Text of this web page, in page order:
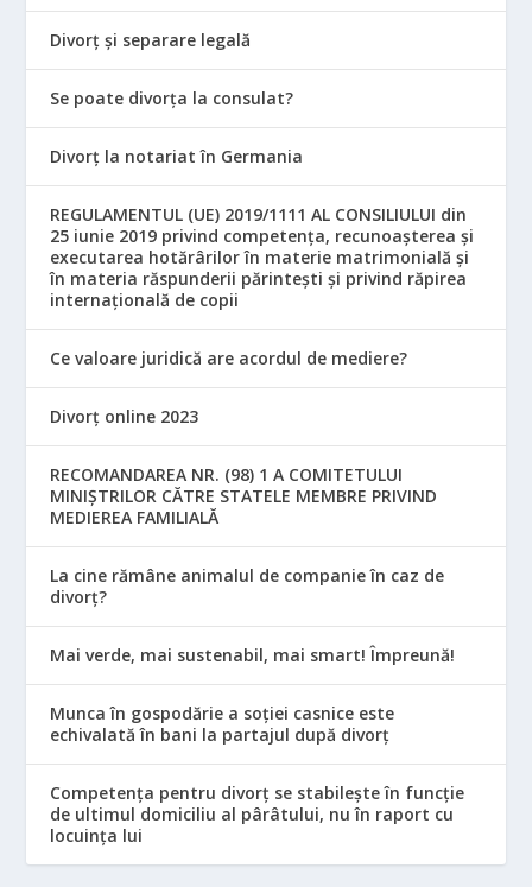
Divorț și separare legală
Se poate divorța la consulat?
Divorț la notariat în Germania
REGULAMENTUL (UE) 2019/1111 AL CONSILIULUI din
25 iunie 2019 privind competența, recunoașterea și
executarea hotărârilor în materie matrimonială și
în materia răspunderii părintești și privind răpirea
internațională de copii
Ce valoare juridică are acordul de mediere?
Divorț online 2023
RECOMANDAREA NR. (98) 1 A COMITETULUI
MINIŞTRILOR CĂTRE STATELE MEMBRE PRIVIND
MEDIEREA FAMILIALĂ
La cine rămâne animalul de companie în caz de
divorț?
Mai verde, mai sustenabil, mai smart! Împreună!
Munca în gospodărie a soției casnice este
echivalată în bani la partajul după divorț
Competența pentru divorț se stabilește în funcție
de ultimul domiciliu al pârâtului, nu în raport cu
locuinţa lui